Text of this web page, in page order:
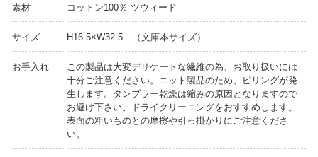
素材 コットン100％ ツウィード
サイズ H16.5×W32.5 （文庫本サイズ）
お手入れ
この製品は大変デリケートな繊維の為、お取り扱いには
十分ご注意ください。ニット製品のため、ピリングが発
生します。タンブラー乾燥は縮みの原因となりますので
お避け下さい。ドライクリーニングをおすすめします。
表面の粗いものとの摩擦や引っ掛かりにご注意くださ
い。